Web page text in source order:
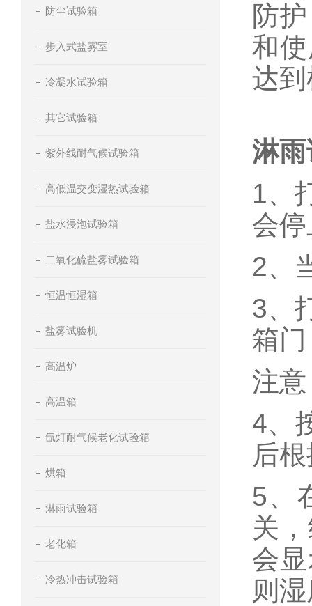
防尘试验箱
步入式盐雾室
冷凝水试验箱
其它试验箱
紫外线耐气候试验箱
高低温交变湿热试验箱
盐水浸泡试验箱
二氧化硫盐雾试验箱
恒温恒湿箱
盐雾试验机
高温炉
高温箱
氙灯耐气候老化试验箱
烘箱
淋雨试验箱
老化箱
冷热冲击试验箱
防
和
达
淋
1、
会
2、
3、
箱
注
4、
后
5、
关
会
则